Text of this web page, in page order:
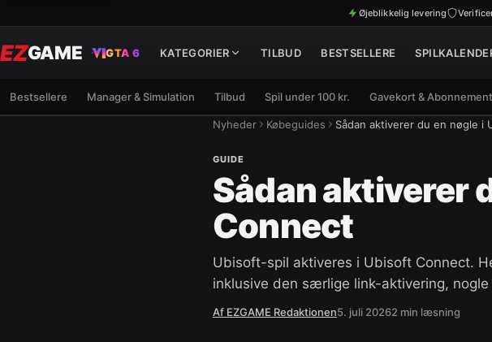
Øjeblikkelig levering
EZGAME GTA 6 KATEGORIER TILBUD BESTSELLERE
Bestsellere Manager & Simulation Tilbud Spil under 100 kr. Gavekort &
Nyheder Købeguides Sådan aktiverer du en nøgle i
GUIDE
Sådan aktiverer
Connect
Ubisoft-spil aktiveres i Ubisoft Connect.
inklusive den særlige link-aktivering, nogle
Af EZGAME Redaktionen5. juli 20262 min læsning